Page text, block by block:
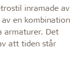
inramade av
en kombination
armaturer. Det
att tiden står